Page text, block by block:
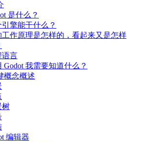
是什么？
擎能干什么？
工作原理是怎样的，看起来又是怎样
语言
Godot 我需要知道什么？
概念概述
树
编辑器